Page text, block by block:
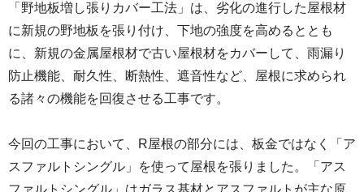
「野地板増し張りカバー工法」は、劣化の進行した屋根材
に新規の野地板を張り付け、下地の強度を高めるととも
に、新規の金属屋根材で古い屋根材をカバーして、雨漏り
防止機能、耐久性、断熱性、遮音性など、屋根に求められ
る諸々の機能を回復させる工事です。
今回の工事において、R屋根の部分には、板金ではなく「ア
スファルトシングル」を使って屋根を張りました。「アス
ファルトシングル」はガラス基材とアスファルトが主な原